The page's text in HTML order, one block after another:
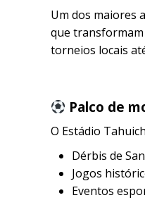
Um dos maiores
que transformam
torneios locais
Palco de
O Estádio
Dérbis de
Jogos
Eventos